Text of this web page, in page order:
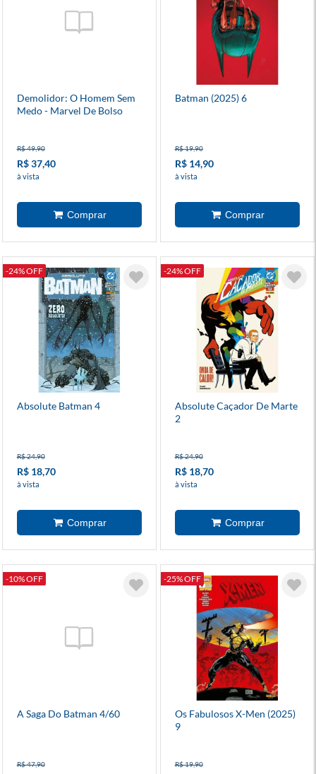
Demolidor: O Homem Sem
Medo - Marvel De Bolso
R$ 49,90
R$ 37,40
à vista
Batman (2025) 6
R$ 19,90
R$ 14,90
à vista
-24% OFF
Absolute Batman 4
R$ 24,90
R$ 18,70
à vista
-24% OFF
Absolute Caçador De Marte
2
R$ 24,90
R$ 18,70
à vista
-10% OFF
A Saga Do Batman 4/60
R$ 47,90
-25% OFF
Os Fabulosos X-Men (2025)
9
R$ 19,90